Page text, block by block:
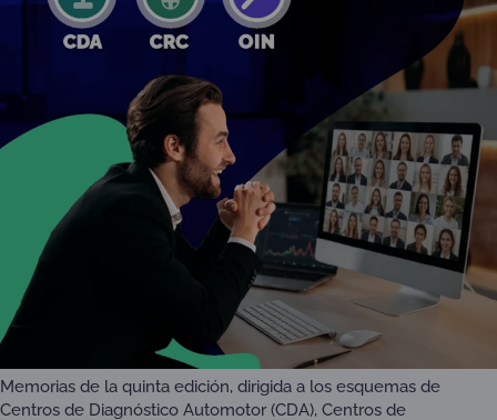
Memorias de la quinta edición, dirigida a los esquemas de
Centros de Diagnóstico Automotor (CDA), Centros de